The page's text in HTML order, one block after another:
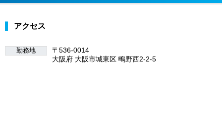
アクセス
勤務地
〒536-0014
大阪府 大阪市城東区 鴫野西2-2-5